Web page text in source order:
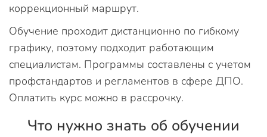
коррекционный маршрут.
Обучение проходит дистанционно по гибкому
графику, поэтому подходит работающим
специалистам. Программы составлены с учетом
профстандартов и регламентов в сфере ДПО.
Оплатить курс можно в рассрочку.
Что нужно знать об обучении